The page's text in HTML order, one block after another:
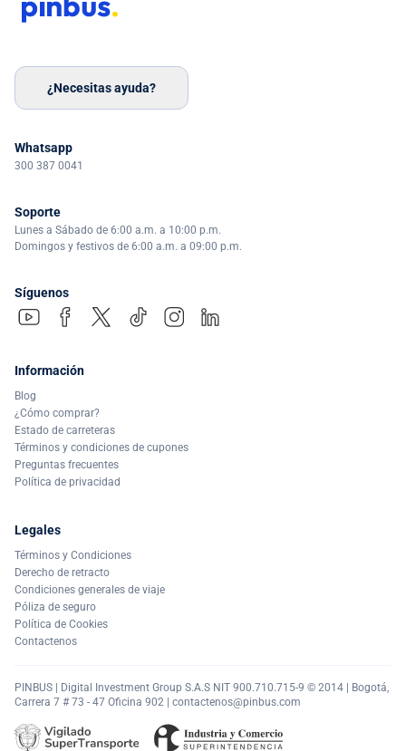
¿Necesitas ayuda?
Whatsapp
300 387 0041
Soporte
Lunes a Sábado de 6:00 a.m. a 10:00 p.m.
Domingos y festivos de 6:00 a.m. a 09:00 p.m.
Síguenos
Información
Blog
¿Cómo comprar?
Estado de carreteras
Términos y condiciones de cupones
Preguntas frecuentes
Política de privacidad
Legales
Términos y Condiciones
Derecho de retracto
Condiciones generales de viaje
Póliza de seguro
Política de Cookies
Contactenos
PINBUS | Digital Investment Group S.A.S NIT 900.710.715-9 © 2014 | Bogotá,
Carrera 7 # 73 - 47 Oficina 902 | contactenos@pinbus.com